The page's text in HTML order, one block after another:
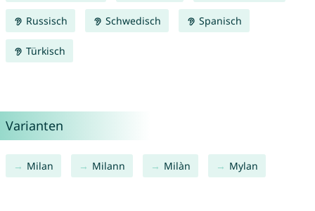
Russisch Schwedisch Spanisch
Türkisch
Varianten
Milan Milann Milàn Mylan